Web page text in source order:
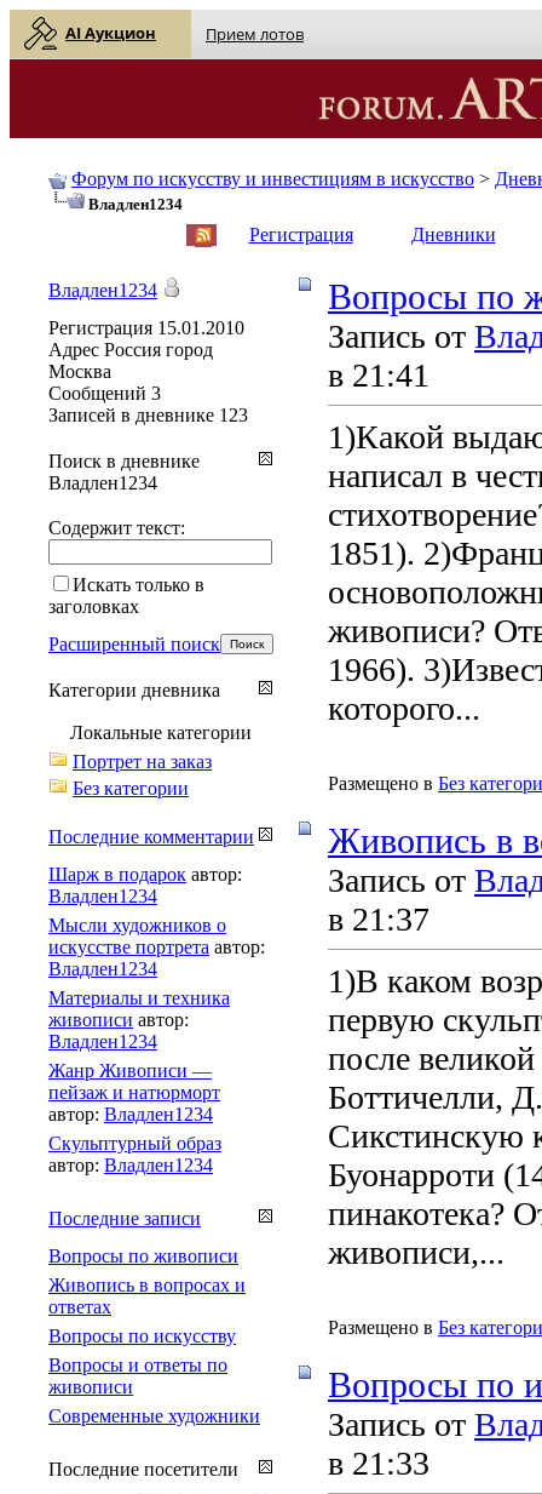
AI Аукцион Прием лотов
Форум по искусству и инвестициям в искусство >
Владлен1234
Регистрация Дневники
Вопросы по
Запись от
в 21:41
1)Какой
написал в
1851).
живописи?
1966).
которого...
Размещено в Без
Живопись в
Запись от
в 21:37
1)В каком
первую
после
Боттичелли,
Сикстинскую
Буонарроти
пинакотека?
живописи,...
Размещено в Без
Вопросы по
Запись от
в 21:33
Владлен1234
Регистрация 15.01.2010
Адрес Россия город
Москва
Сообщений 3
Записей в дневнике 123
Поиск в дневнике
Владлен1234
Содержит текст:
Искать только в
заголовках
Расширенный поиск
Категории дневника
Локальные категории
Портрет на заказ
Без категории
Последние комментарии
Шарж в подарок автор:
Владлен1234
Мысли художников о
искусстве портрета автор:
Владлен1234
Материалы и техника
живописи автор:
Владлен1234
Жанр Живописи —
пейзаж и натюрморт
автор: Владлен1234
Скульптурный образ
автор: Владлен1234
Последние записи
Вопросы по живописи
Живопись в вопросах и
ответах
Вопросы по искусству
Вопросы и ответы по
живописи
Современные художники
Последние посетители